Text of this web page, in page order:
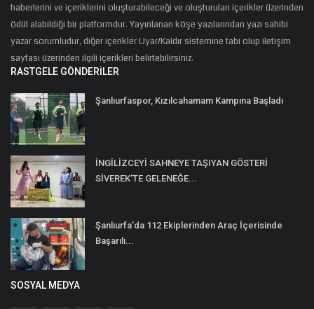
haberlerini ve içeriklerini oluşturabileceği ve oluşturulan içerikler üzerinden
ödül alabildiği bir platformdur. Yayınlanan köşe yazılarından yazı sahibi
yazar sorumludur, diğer içerikler Uyar/Kaldır sistemine tabi olup iletişim
sayfası üzerinden ilgili içerikleri belirtebilirsiniz.
RASTGELE GÖNDERILER
Şanlıurfaspor, Kızılcahamam Kampına Başladı
İNGİLİZCEYİ SAHNEYE TAŞIYAN GÖSTERİ
SİVEREK’TE GELENEĞE...
Şanlıurfa’da 112 Ekiplerinden Araç İçerisinde
Başarılı...
SOSYAL MEDYA